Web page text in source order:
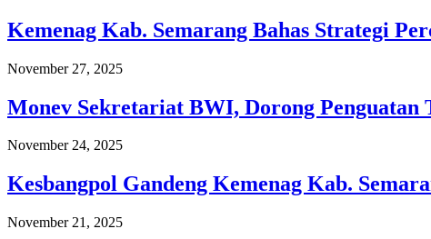
Kemenag Kab. Semarang Bahas Strategi
November 27, 2025
Monev Sekretariat BWI, Dorong Penguatan
November 24, 2025
Kesbangpol Gandeng Kemenag Kab.
November 21, 2025